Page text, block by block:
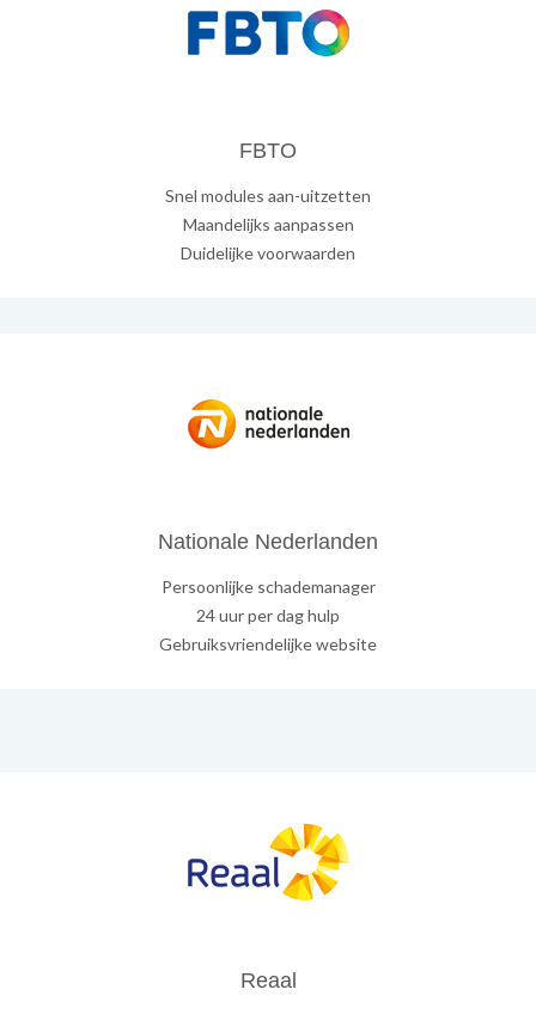
FBTO
Snel modules aan-uitzetten
Maandelijks aanpassen
Duidelijke voorwaarden
Nationale Nederlanden
Persoonlijke schademanager
24 uur per dag hulp
Gebruiksvriendelijke website
Reaal